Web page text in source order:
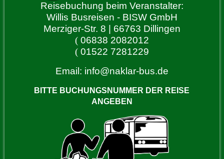
Reisebuchung beim Veranstalter:
Willis Busreisen - BISW GmbH
Merziger-Str. 8 | 66763 Dillingen
(06838 2082012
(01522 7281229
Email: info@naklar-bus.de
BITTE BUCHUNGSNUMMER DER REISE
ANGEBEN